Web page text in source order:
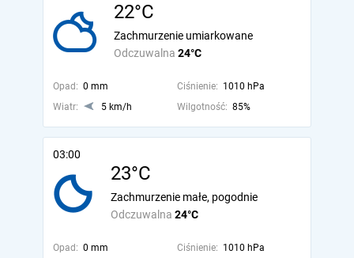
22°C
Odczuwalna 24°C
Zachmurzenie umiarkowane
Opad: 0 mm Ciśnienie: 1010 hPa
Wiatr:
5 km/h Wilgotność: 85%
03:00
23°C
Odczuwalna 24°C
Zachmurzenie małe, pogodnie
Opad: 0 mm Ciśnienie: 1010 hPa